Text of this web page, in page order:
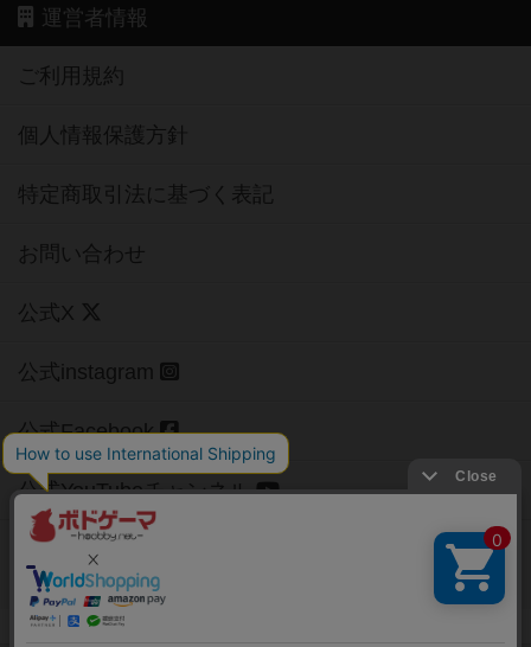
運営者情報
ご利用規約
個人情報保護方針
特定商取引法に基づく表記
お問い合わせ
公式X
公式instagram
公式Facebook
公式YouTubeチャンネル